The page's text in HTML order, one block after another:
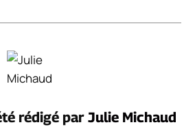
rédigé par Julie Michaud